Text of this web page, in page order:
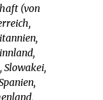
(von
Slowakei,